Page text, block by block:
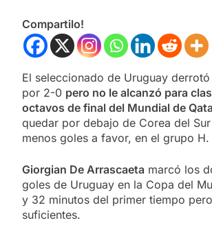
Compartilo!
El seleccionado de Uruguay derrotó
por 2-0 pero no le alcanzó para
octavos de final del Mundial de
quedar por debajo de Corea del
menos goles a favor, en el grupo H.
Giorgian De Arrascaeta marcó los
goles de Uruguay en la Copa del
y 32 minutos del primer tiempo
suficientes.